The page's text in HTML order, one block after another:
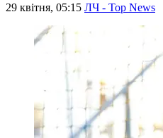
29 квітня, 05:15 ЛЧ - Top News